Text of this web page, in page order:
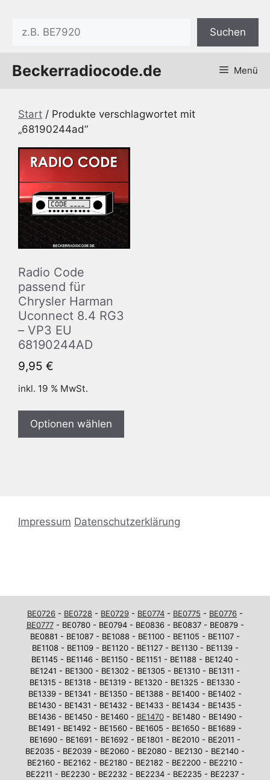
springen
Suchen
Beckerradiocode.de Menü
Start / Produkte verschlagwortet mit
„68190244ad“
Radio Code
passend für
Chrysler Harman
Uconnect 8.4 RG3
– VP3 EU
68190244AD
9,95 €
inkl. 19 % MwSt.
Optionen wählen
Impressum Datenschutzerklärung
BE0726 - BE0728 - BE0729 - BE0774 - BE0775 - BE0776 -
BE0777- BE0780 - BE0794 - BE0836 - BE0837 - BE0879 -
BE0881 - BE1087 - BE1088 - BE1100 - BE1105 - BE1107 -
BE1108 - BE1109 - BE1120 - BE1127 - BE1130 - BE1139 -
BE1145 - BE1146 - BE1150 - BE1151 - BE1188 - BE1240 -
BE1241 - BE1300 - BE1302 - BE1305 - BE1310 - BE1311 -
BE1315 - BE1318 - BE1319 - BE1320 - BE1325 - BE1330 -
BE1339 - BE1341 - BE1350 - BE1388 - BE1400 - BE1402 -
BE1430 - BE1431 - BE1432 - BE1433 - BE1434 - BE1435 -
BE1436 - BE1450 - BE1460 - BE1470- BE1480 - BE1490 -
BE1491 - BE1492 - BE1560 - BE1605 - BE1650 - BE1689 -
BE1690 - BE1691 - BE1692 - BE1801 - BE2010 - BE2011 -
BE2035 - BE2039 - BE2060 - BE2080 - BE2130 - BE2140 -
BE2160 - BE2162 - BE2180 - BE2182 - BE2200 - BE2210 -
BE2211 - BE2230 - BE2232 - BE2234 - BE2235 - BE2237 -